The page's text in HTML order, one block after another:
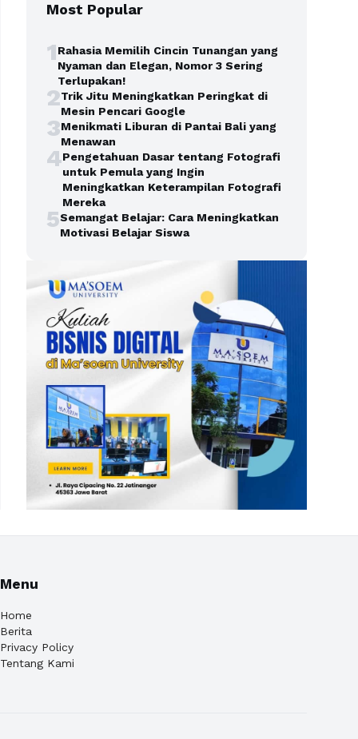
Most Popular
1Rahasia Memilih Cincin Tunangan yang
Nyaman dan Elegan, Nomor 3 Sering
Terlupakan!
2Trik Jitu Meningkatkan Peringkat di
Mesin Pencari Google
3Menikmati Liburan di Pantai Bali yang
Menawan
4Pengetahuan Dasar tentang Fotografi
untuk Pemula yang Ingin
Meningkatkan Keterampilan Fotografi
Mereka
5Semangat Belajar: Cara Meningkatkan
Motivasi Belajar Siswa
Menu
Home
Berita
Privacy Policy
Tentang Kami